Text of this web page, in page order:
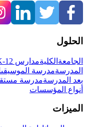
الحلول
الجامعة الكليةمدارس K-12
المدرسةمدرسة الموسيقى
بعد المدرسةمدرسة
أنواع المؤسسات
الميزات